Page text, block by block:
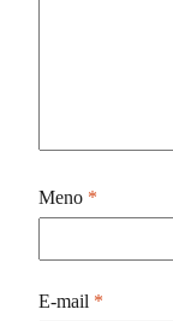
Meno *
E-mail *